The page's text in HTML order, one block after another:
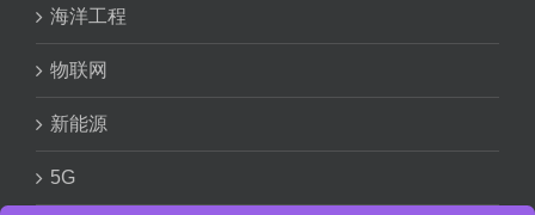
海洋工程
物联网
新能源
5G